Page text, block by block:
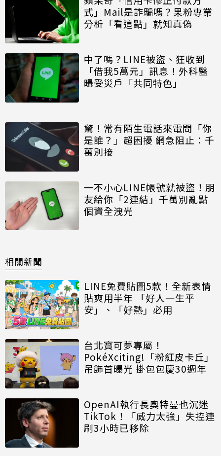
式」Mail是詐騙嗎？果粉專業
分析「看這點」就知真偽
中了嗎？LINE被盜、狂收到
「借我5萬元」訊息！外科醫
曝受災戶「共同特色」
驚！常有陌生電話來電問「你
是誰？」超困擾 網急阻止：千
萬別接
一不小心LINE帳號就被盜！朋
友給你「2連結」千萬別亂點
個資全洩光
相關新聞
LINE免費貼圖5款！全新表情
貼爽用半年 「好人一生平
安」、「好熱」必用
台北寶可夢專屬！
PokéXciting!「粉紅皮卡丘」
吊飾首曝光 掛包包慶30週年
OpenAI執行長奧特曼也沉迷
TikTok！「威力太強」失控連
刷3小時已移除